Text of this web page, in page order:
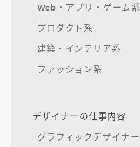
Web・アプリ・ゲーム系
プロダクト系
建築・インテリア系
ファッション系
デザイナーの仕事内容
グラフィックデザイナー